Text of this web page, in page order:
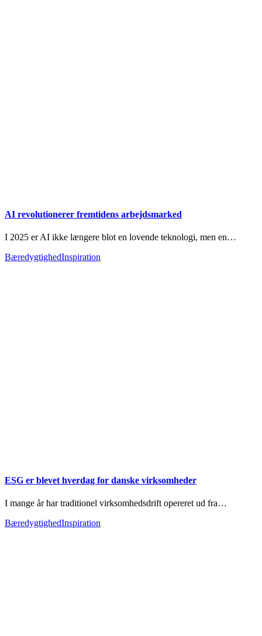
AI revolutionerer fremtidens arbejdsmarked
I 2025 er AI ikke længere blot en lovende teknologi, men en…
BæredygtighedInspiration
ESG er blevet hverdag for danske virksomheder
I mange år har traditionel virksomhedsdrift opereret ud fra…
BæredygtighedInspiration